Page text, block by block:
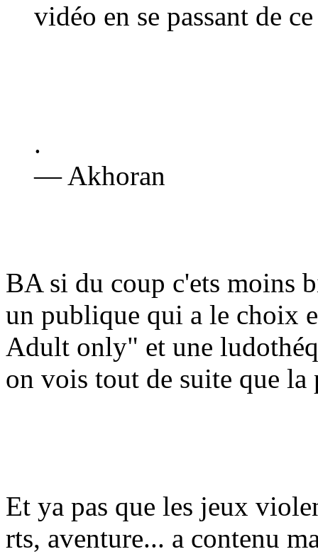
vidéo en se passant de
.
— Akhoran
BA si du coup c'ets moins
un publique qui a le choix
Adult only" et une
on vois tout de suite que
Et ya pas que les jeux
rts, aventure... a contenu